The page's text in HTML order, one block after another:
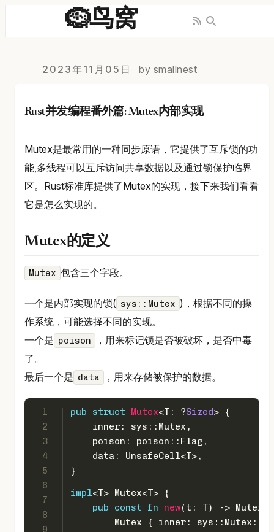
🪹鸟窝
2023年11月05日 by smallnest
Rust并发编程番外篇: Mutex内部实现
Mutex是最常用的一种同步原语，它提供了互斥锁的功
能,多线程可以互斥访问共享数据以及通过锁保护临界
区。Rust标准库提供了Mutex的实现，接下来我们看看
它是怎么实现的。
Mutex的定义
Mutex 包含三个字段。
一个是内部实现的锁( sys::Mutex )，根据不同的操
作系统，可能选择不同的实现。
一个是 poison
，用来标记锁是否被破坏，是否中毒
了。
最后一个是 data ，用来存储被保护的数据。
1
2
3
4
5
6
7
8
pub struct Mutex<T: ?Sized> {
    inner: sys::Mutex,
    poison: poison::Flag,
    data: UnsafeCell<T>,
}
impl<T> Mutex<T> {
pub
const fn new(t: T) ->
        Mutex { inner: sys::Mutex::